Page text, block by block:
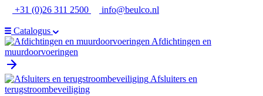
Ga
de
inhoud
+31 (0)26 311 2500 info@beulco.nl
Catalogus
Afdichtingen en
muurdoorvoeringen
Afsluiters en
terugstroombeveiliging